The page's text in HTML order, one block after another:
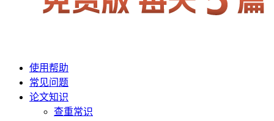
使用帮助
常见问题
论文知识
查重常识